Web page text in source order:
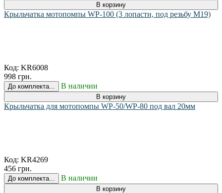
В корзину
Крыльчатка мотопомпы WP-100 (3 лопасти, под резьбу М19)
Код: KR6008
998 грн.
До комплекта... В наличии
В корзину
Крыльчатка для мотопомпы WP-50/WP-80 под вал 20мм
Код: KR4269
456 грн.
До комплекта... В наличии
В корзину